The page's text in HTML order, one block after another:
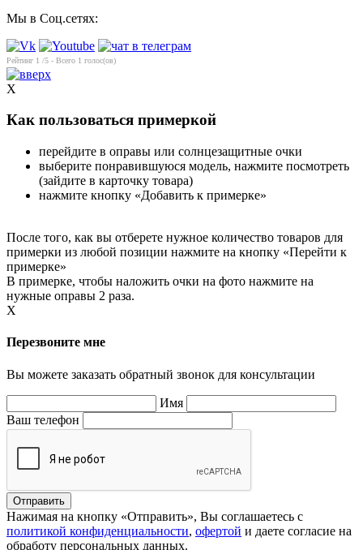
Мы в Соц.сетях:
Рейтинг 1 /5 - Всего 1 голос(ов)
X
Как пользоваться примеркой
перейдите в оправы или солнцезащитные очки
выберите понравившуюся модель, нажмите посмотреть
(зайдите в карточку товара)
нажмите кнопку «Добавить к примерке»
После того, как вы отберете нужное количество товаров для
примерки из любой позиции нажмите на кнопку «Перейти к
примерке»
В примерке, чтобы наложить очки на фото нажмите на
нужные оправы 2 раза.
X
Перезвоните мне
Вы можете заказать обратный звонок для консультации
Имя
Ваш телефон
Нажимая на кнопку «Отправить», Вы соглашаетесь с
политикой конфиденциальности, офертой и даете согласие на
обработу персональных данных.